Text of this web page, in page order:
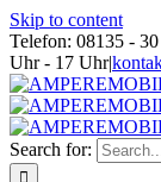
Skip to content
Telefon: 08135 -
Uhr - 17 Uhr|
Search for: